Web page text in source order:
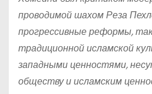
проводимой шахом Реза
прогрессивные реформы,
традиционной исламской
западными ценностями,
обществу и исламским